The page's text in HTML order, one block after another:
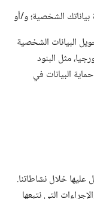
الشخصية؛‏ و/‏أو
البيانات الشخصية
مثل البنود
البيانات في
خلال نشاطاتنا.‏
التي نتبعها